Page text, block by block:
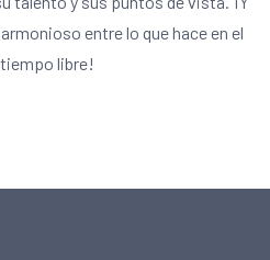
entre lo que hace en el
libre!